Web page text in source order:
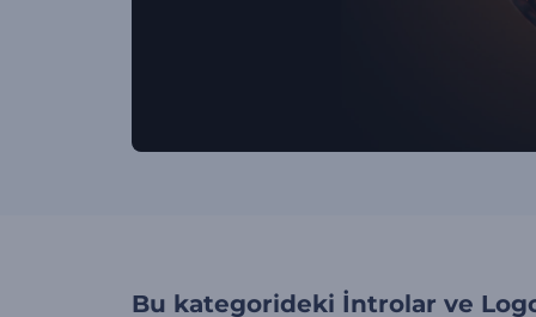
Bu kategorideki İntrolar ve